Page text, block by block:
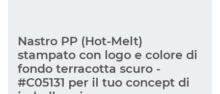
Nastro PP (Hot-Melt)
stampato con logo e colore di
fondo terracotta scuro -
#C05131 per il tuo concept di